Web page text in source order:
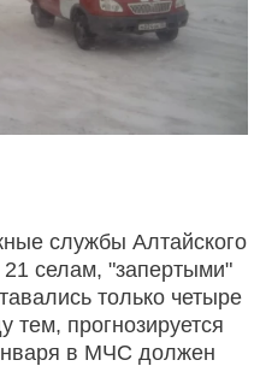
службы Алтайского
21 селам, "запертыми"
только четыре
тем, прогнозируется
в МЧС должен